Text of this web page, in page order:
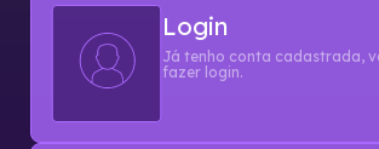
Login
Já tenho conta cadastrada,
fazer login.